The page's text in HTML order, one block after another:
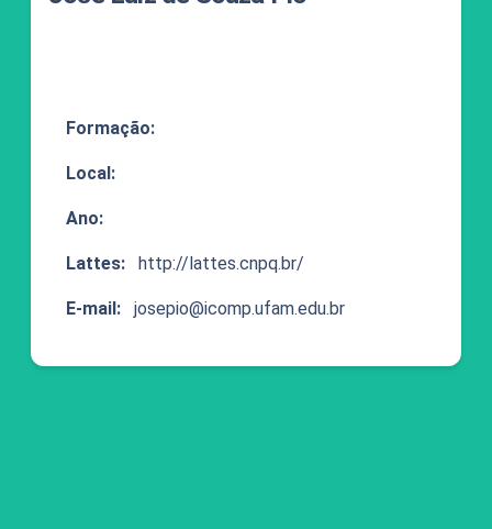
Formação:
Local:
Ano:
Lattes: http://lattes.cnpq.br/
E-mail: josepio@icomp.ufam.edu.br